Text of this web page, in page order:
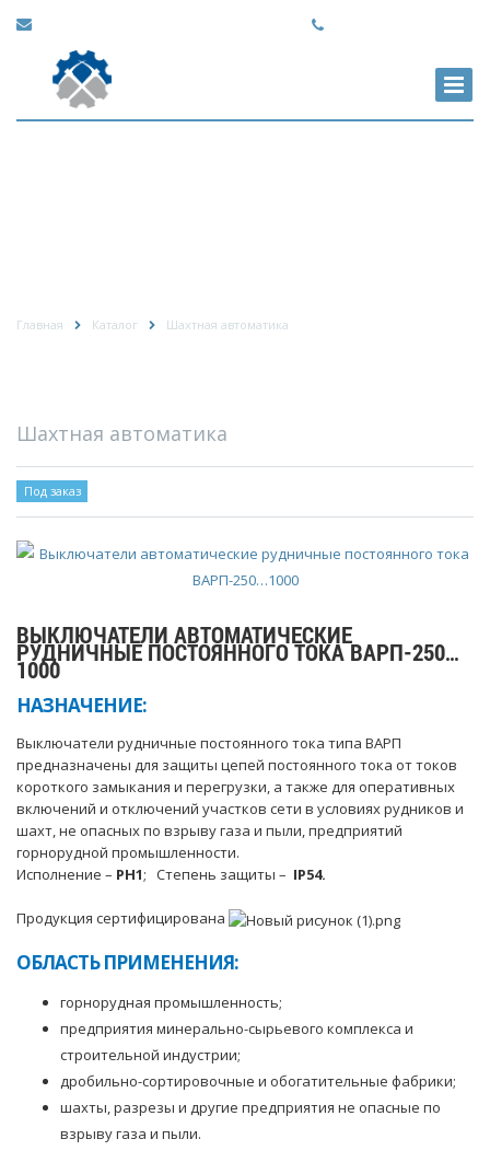
Главная Каталог Шахтная автоматика
Шахтная автоматика
Под заказ
ВЫКЛЮЧАТЕЛИ АВТОМАТИЧЕСКИЕ
РУДНИЧНЫЕ ПОСТОЯННОГО ТОКА ВАРП-250…
1000
НАЗНАЧЕНИЕ:
Выключатели рудничные постоянного тока типа ВАРП
предназначены для защиты цепей постоянного тока от токов
короткого замыкания и перегрузки, а также для оперативных
включений и отключений участков сети в условиях рудников и
шахт, не опасных по взрыву газа и пыли, предприятий
горнорудной промышленности.
Исполнение – РН1; Степень защиты – IР54.
Продукция сертифицирована
ОБЛАСТЬ ПРИМЕНЕНИЯ:
горнорудная промышленность;
предприятия минерально-сырьевого комплекса и
строительной индустрии;
дробильно-сортировочные и обогатительные фабрики;
шахты, разрезы и другие предприятия не опасные по
взрыву газа и пыли.